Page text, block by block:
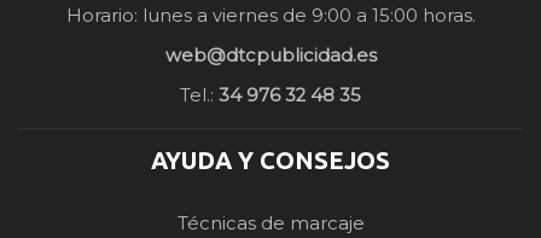
Horario: lunes a viernes de 9:00 a 15:00 horas.
web@dtcpublicidad.es
Tel.: 34 976 32 48 35
AYUDA Y CONSEJOS
Técnicas de marcaje